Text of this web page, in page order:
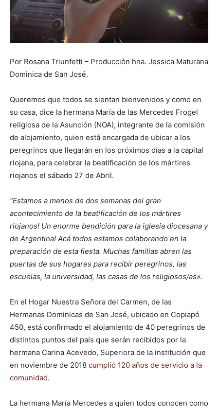
Por Rosana Triunfetti – Producción hna. Jessica Maturana
Dominica de San José.
Queremos que todos se sientan bienvenidos y como en
su casa, dice la hermana María de las Mercedes Frogel
religiosa de la Asunción (NOA), integrante de la comisión
de alojamiento, quien está encargada de ubicar a los
peregrinos que llegarán en los próximos días a la capital
riojana, para celebrar la beatificación de los mártires
riojanos el sábado 27 de Abril.
“Estamos a menos de dos semanas del gran
acontecimiento de la beatificación de los mártires
riojanos! Un enorme bendición para la iglesia diocesana y
de Argentina! Acá todos estamos colaborando en la
preparación de esta fiesta. Muchas familias abren las
puertas de sus hogares para recibir peregrinos, las
escuelas, la universidad, las casas de los religiosos/as».
En el Hogar Nuestra Señora del Carmen, de las
Hermanas Dominicas de San José, ubicado en Copiapó
450, está confirmado el alojamiento de 40 peregrinos de
distintos puntos del país que serán recibidos por la
hermana Carina Acevedo, Superiora de la institución que
en noviembre de 2018 cumplió 120 años de servicio a la
comunidad.
La hermana María Mercedes a quien todos conocen como